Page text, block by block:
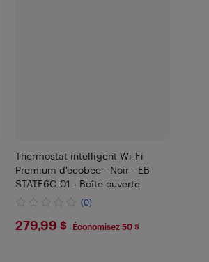
Thermostat intelligent Wi-Fi
Premium d'ecobee - Noir - EB-
STATE6C-01 - Boîte ouverte
(0)
$279.99
279,99 $ Économisez 50 $